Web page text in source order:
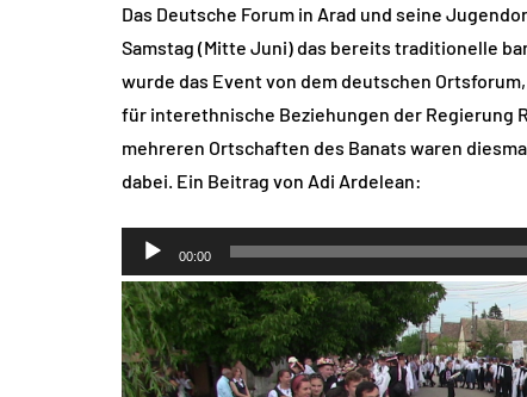
Das Deutsche Forum in Arad und seine
Samstag (Mitte Juni) das bereits traditionelle
wurde das Event von dem deutschen
für interethnische Beziehungen der Regierung
mehreren Ortschaften des Banats waren
dabei. Ein Beitrag von Adi Ardelean:
Audio-
Player
00:00